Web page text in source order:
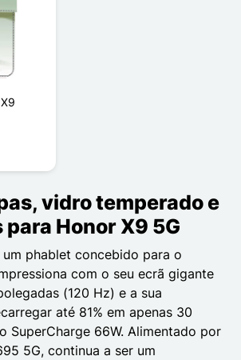
vidro temperado e
Honor X9 5G
um phablet concebido para o
com o seu ecrã gigante
(120 Hz) e a sua
até 81% em apenas 30
SuperCharge 66W. Alimentado por
5G, continua a ser um